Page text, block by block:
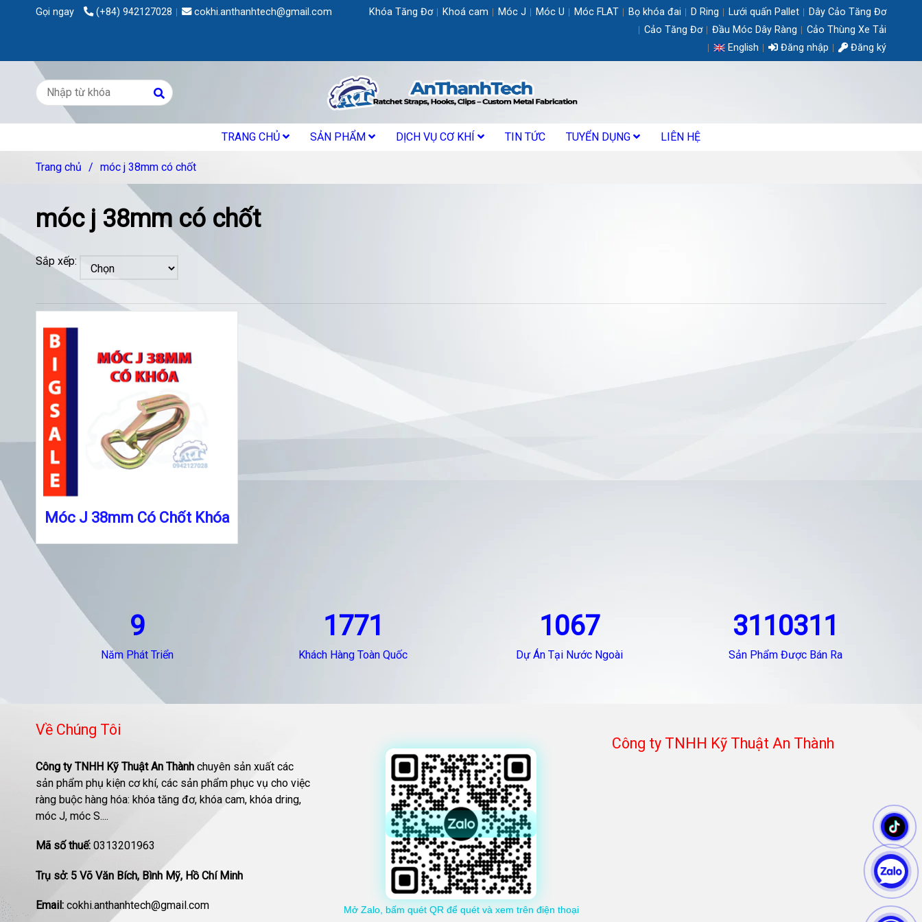
Gọi ngay (+84) 942127028 cokhi.anthanhtech@gmail.com Khóa Tăng Đơ Khoá cam Móc J Móc U Móc FLAT Bọ khóa đai D Ring Lưới quấn Pallet
Dây Cảo Tăng Đơ
Cảo Tăng Đơ
Đầu Móc Dây Ràng
Cảo Thùng Xe Tải
English
Đăng nhập Đăng ký
TRANG CHỦ SẢN PHẨM DỊCH VỤ CƠ KHÍ TIN TỨC TUYỂN DỤNG LIÊN HỆ
Trang chủ / móc j 38mm có chốt
móc j 38mm có chốt
Sắp xếp:
Móc J 38mm Có Chốt Khóa
9
Năm Phát Triển
1771
Khách Hàng Toàn Quốc
1067
Dự Án Tại Nước Ngoài
3110311
Sản Phẩm Được Bán Ra
Về Chúng Tôi
Công ty TNHH Kỹ Thuật An Thành chuyên sản xuất các
sản phẩm phụ kiện cơ khí, các sản phẩm phục vụ cho việc
ràng buộc hàng hóa: khóa tăng đơ, khóa cam, khóa dring,
móc J, móc S....
Mã số thuế: 0313201963
Trụ sở: 5 Võ Văn Bích, Bình Mỹ, Hồ Chí Minh
Email: cokhi.anthanhtech@gmail.com Mở Zalo, bấm quét QR để quét và xem trên điện thoại
Công ty TNHH Kỹ Thuật An Thành